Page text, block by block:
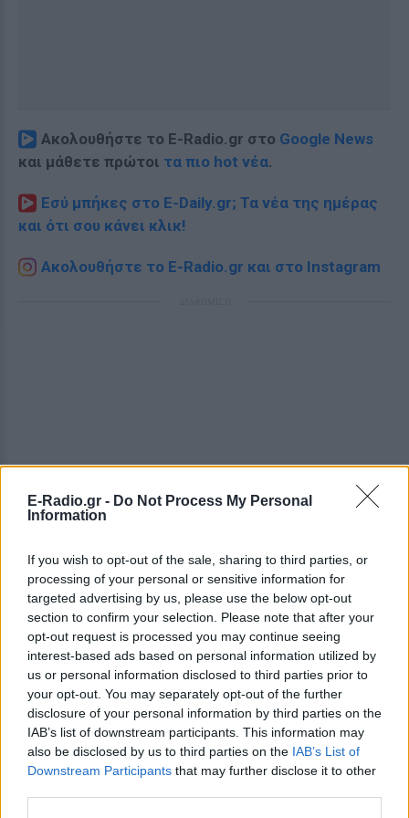
E-Radio.gr - Do Not Process My Personal
Information
If you wish to opt-out of the sale, sharing to third parties, or
processing of your personal or sensitive information for
targeted advertising by us, please use the below opt-out
section to confirm your selection. Please note that after your
opt-out request is processed you may continue seeing
interest-based ads based on personal information utilized by
us or personal information disclosed to third parties prior to
your opt-out. You may separately opt-out of the further
disclosure of your personal information by third parties on the
IAB’s list of downstream participants. This information may
also be disclosed by us to third parties on the IAB’s List of
Downstream Participants that may further disclose it to other
Ακολουθήστε το E-Radio.gr στο Google News
και μάθετε πρώτοι τα πιο hot νέα.
Εσύ μπήκες στο E-Daily.gr; Τα νέα της ημέρας
και ότι σου κάνει κλικ!
Ακολουθήστε το E-Radio.gr και στο Instagram
ΔΕΙΤΕ ΕΠΙΣΗΣ
ΣΤΗΝ ΙΔΙΑ ΚΑΤΗΓΟΡΙΑ